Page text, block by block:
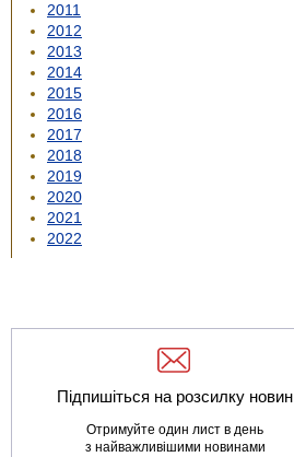
2011
2012
2013
2014
2015
2016
2017
2018
2019
2020
2021
2022
Підпишіться на розсилку новин
Отримуйте один лист в день
з найважливішими новинами